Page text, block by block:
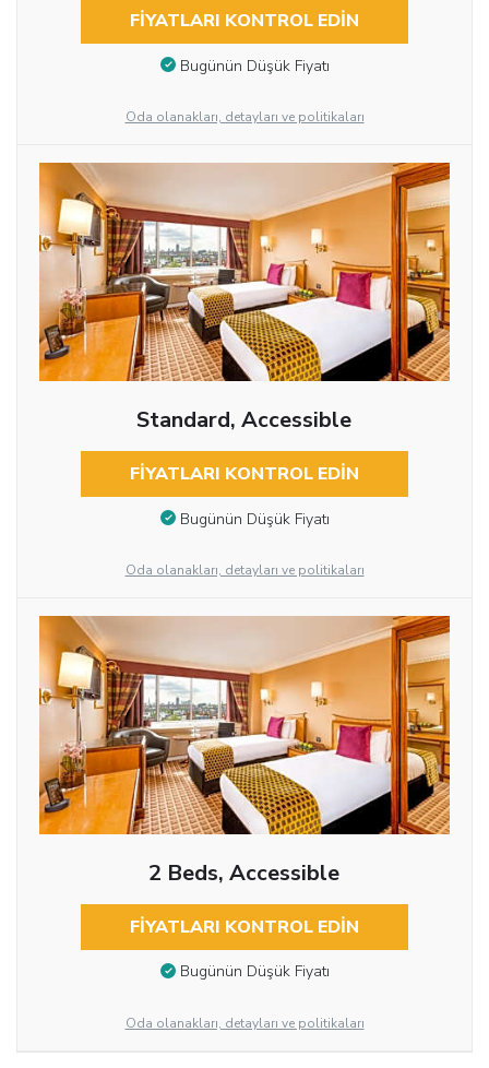
FIYATLARI KONTROL EDIN
Bugünün Düşük Fiyatı
Oda olanakları, detayları ve politikaları
Standard, Accessible
FIYATLARI KONTROL EDIN
Bugünün Düşük Fiyatı
Oda olanakları, detayları ve politikaları
2 Beds, Accessible
FIYATLARI KONTROL EDIN
Bugünün Düşük Fiyatı
Oda olanakları, detayları ve politikaları